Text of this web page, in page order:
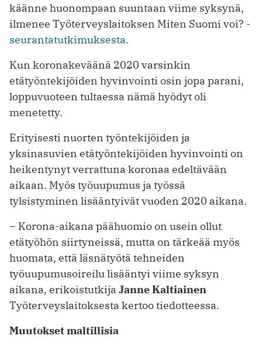
käänne huonompaan suuntaan viime syksynä,
ilmenee Työterveyslaitoksen Miten Suomi voi? -
seurantatutkimuksesta.
Kun koronakeväänä 2020 varsinkin
etätyöntekijöiden hyvinvointi osin jopa parani,
loppuvuoteen tultaessa nämä hyödyt oli
menetetty.
Erityisesti nuorten työntekijöiden ja
yksinasuvien etätyöntekijöiden hyvinvointi on
heikentynyt verrattuna koronaa edeltävään
aikaan. Myös työuupumus ja työssä
tylsistyminen lisääntyivät vuoden 2020 aikana.
– Korona-aikana päähuomio on usein ollut
etätyöhön siirtyneissä, mutta on tärkeää myös
huomata, että läsnätyötä tehneiden
työuupumusoireilu lisääntyi viime syksyn
aikana, erikoistutkija Janne Kaltiainen
Työterveyslaitoksesta kertoo tiedotteessa.
Muutokset maltillisia